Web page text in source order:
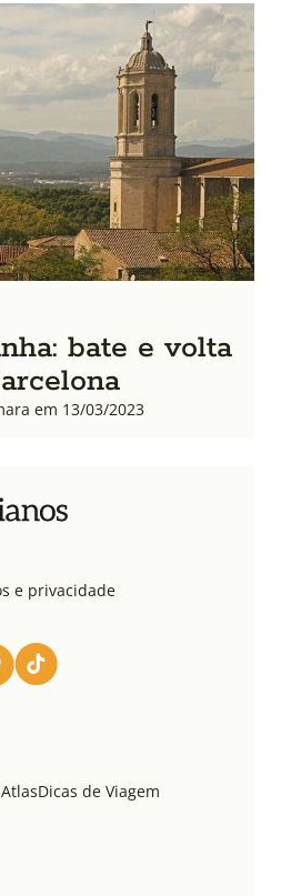
bate e volta
em 13/03/2023
e privacidade
AtlasDicas de Viagem